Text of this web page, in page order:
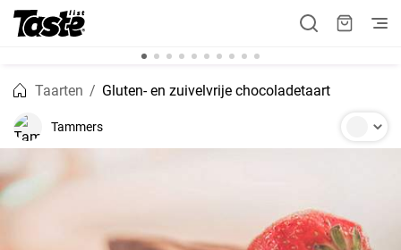
Taarten Gluten- en zuivelvrije chocoladetaart
Tammers